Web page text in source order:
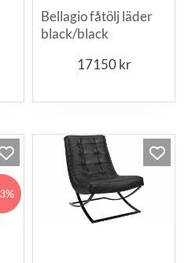
Bellagio fåtölj läder
black/black
17150kr